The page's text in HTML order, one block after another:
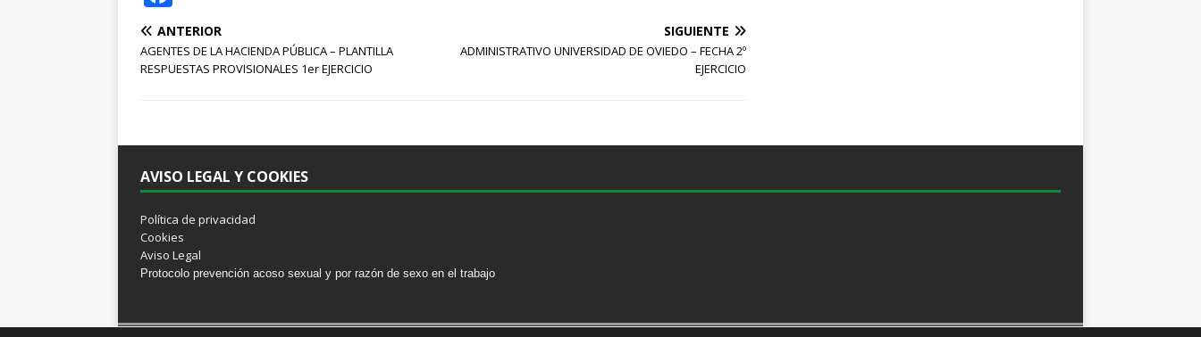
a
c
e
o
o
k
ANTERIOR
AGENTES DE LA HACIENDA PÚBLICA – PLANTILLA
RESPUESTAS PROVISIONALES 1er EJERCICIO
SIGUIENTE
ADMINISTRATIVO UNIVERSIDAD DE OVIEDO – FECHA 2º
EJERCICIO
AVISO LEGAL Y COOKIES
Política de privacidad
Cookies
Aviso Legal
Protocolo prevención acoso sexual y por razón de sexo en el trabajo